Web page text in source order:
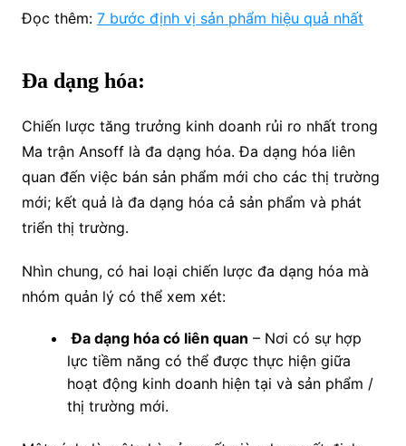
Đọc thêm: 7 bước định vị sản phẩm hiệu quả nhất
Đa dạng hóa:
Chiến lược tăng trưởng kinh doanh rủi ro nhất trong
Ma trận Ansoff là đa dạng hóa. Đa dạng hóa liên
quan đến việc bán sản phẩm mới cho các thị trường
mới; kết quả là đa dạng hóa cả sản phẩm và phát
triển thị trường.
Nhìn chung, có hai loại chiến lược đa dạng hóa mà
nhóm quản lý có thể xem xét:
Đa dạng hóa có liên quan – Nơi có sự hợp
lực tiềm năng có thể được thực hiện giữa
hoạt động kinh doanh hiện tại và sản phẩm /
thị trường mới.